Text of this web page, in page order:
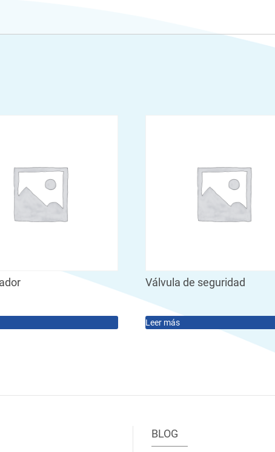
Válvula de seguridad
Leer más
BLOG